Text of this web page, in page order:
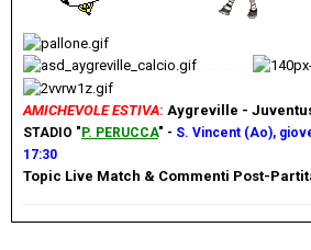
AMICHEVOLE ESTIVA: Aygreville -
STADIO "P. PERUCCA" - S. Vincent (Ao),
17:30
Topic Live Match & Commenti Post-